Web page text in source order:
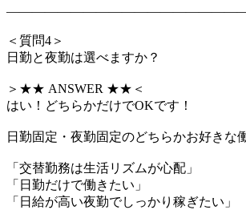
＜質問4＞
日勤と夜勤は選べますか？
＞★★ ANSWER ★★＜
はい！どちらかだけでOKです！
日勤固定・夜勤固定のどちらかお好きな
「交替勤務は生活リズムが心配」
「日勤だけで働きたい」
「日給が高い夜勤でしっかり稼ぎたい」